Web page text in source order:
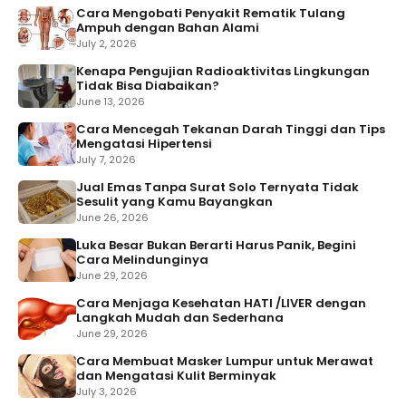
Cara Mengobati Penyakit Rematik Tulang
Ampuh dengan Bahan Alami
July 2, 2026
Kenapa Pengujian Radioaktivitas Lingkungan
Tidak Bisa Diabaikan?
June 13, 2026
Cara Mencegah Tekanan Darah Tinggi dan Tips
Mengatasi Hipertensi
July 7, 2026
Jual Emas Tanpa Surat Solo Ternyata Tidak
Sesulit yang Kamu Bayangkan
June 26, 2026
Luka Besar Bukan Berarti Harus Panik, Begini
Cara Melindunginya
June 29, 2026
Cara Menjaga Kesehatan HATI /LIVER dengan
Langkah Mudah dan Sederhana
June 29, 2026
Cara Membuat Masker Lumpur untuk Merawat
dan Mengatasi Kulit Berminyak
July 3, 2026